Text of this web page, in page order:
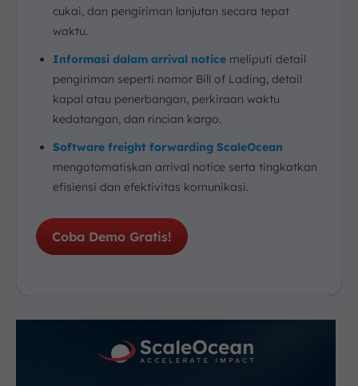
cukai, dan pengiriman lanjutan secara tepat
waktu.
Informasi dalam arrival notice meliputi detail
pengiriman seperti nomor Bill of Lading, detail
kapal atau penerbangan, perkiraan waktu
kedatangan, dan rincian kargo.
Software freight forwarding ScaleOcean
mengotomatiskan arrival notice serta tingkatkan
efisiensi dan efektivitas komunikasi.
Coba Demo Gratis!